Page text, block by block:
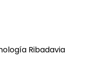
Ribadavia